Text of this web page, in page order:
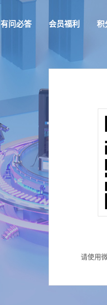
有问必答 会员福利 积
请使用